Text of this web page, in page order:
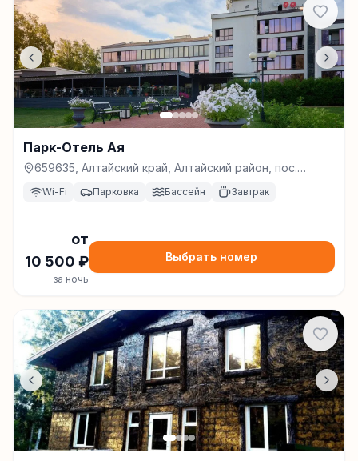
Парк-Отель Ая
659635, Алтайский край, Алтайский район, пос.
Катунь, улица нагорная 1 , Катунь
Wi-Fi Парковка Бассейн Завтрак
от
10 500 ₽
за ночь
Выбрать номер